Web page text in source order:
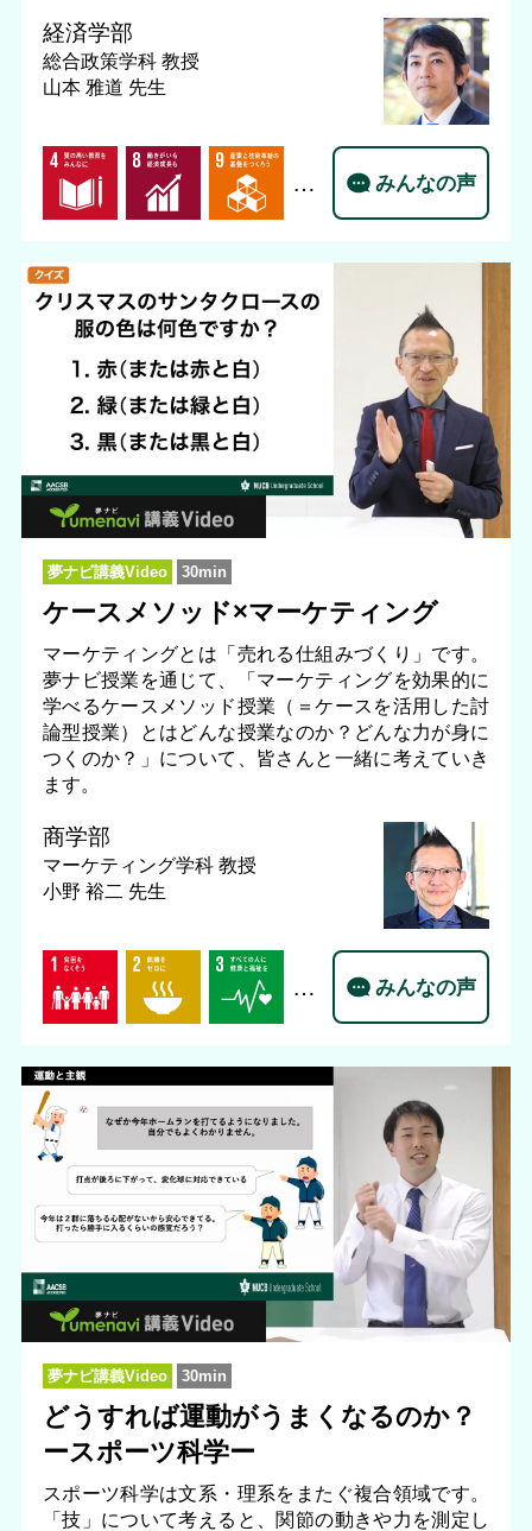
経済学部
総合政策学科 教授
山本 雅道 先生
… みんなの声
夢ナビ講義Video 30min
ケースメソッド×マーケティング
マーケティングとは「売れる仕組みづくり」です。
夢ナビ授業を通じて、「マーケティングを効果的に
学べるケースメソッド授業（＝ケースを活用した討
論型授業）とはどんな授業なのか？どんな力が身に
つくのか？」について、皆さんと一緒に考えていき
ます。
商学部
マーケティング学科 教授
小野 裕二 先生
… みんなの声
夢ナビ講義Video 30min
どうすれば運動がうまくなるのか？
ースポーツ科学ー
スポーツ科学は文系・理系をまたぐ複合領域です。
「技」について考えると、関節の動きや力を測定し